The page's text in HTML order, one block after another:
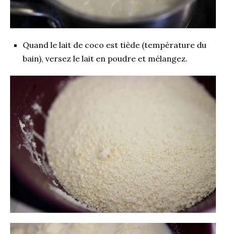
Quand le lait de coco est tiède (température du
bain), versez le lait en poudre et mélangez.